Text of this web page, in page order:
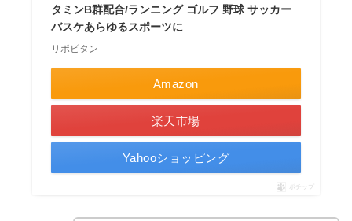
タミンB群配合/ランニング ゴルフ 野球 サッカー
バスケあらゆるスポーツに
リポビタン
Amazon
楽天市場
Yahooショッピング
ポチップ